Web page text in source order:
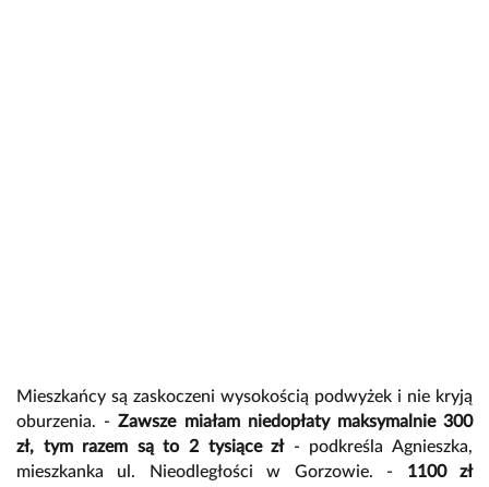
Mieszkańcy są zaskoczeni wysokością podwyżek i nie kryją
oburzenia. -Zawsze miałam niedopłaty maksymalnie 300
zł, tym razem są to 2 tysiące zł- podkreśla Agnieszka,
mieszkanka ul. Nieodległości w Gorzowie. - 1100 zł